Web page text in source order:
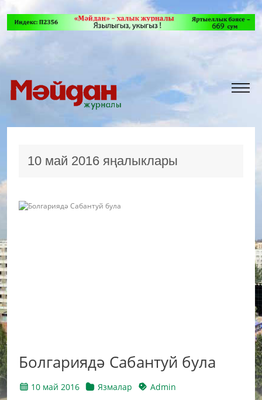
10 май 2016 яңалыклары
Болгариядә Сабантуй була
10 май 2016 Язмалар Admin